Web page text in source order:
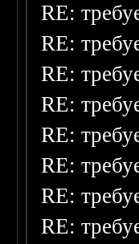
RE:
RE:
RE:
RE:
RE:
RE:
RE:
RE: